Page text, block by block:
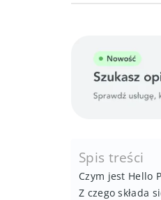
Spis treści
Czym jest Hello
Z czego składa